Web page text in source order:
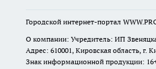
Городской интернет-портал
О компании: Учредитель: ИП
Адрес: 610001, Кировская область, г.
Знак информационной продукции: